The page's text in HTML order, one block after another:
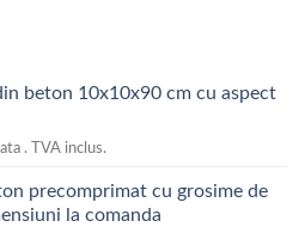
beton 10x10x90 cm cu aspect
. TVA inclus.
precomprimat cu grosime de
la comanda